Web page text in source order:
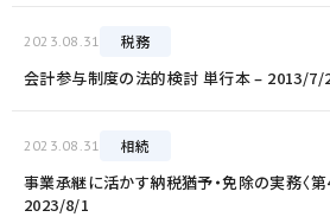
2023.08.31 税務
会計参与制度の法的検討 単行本 – 2013/7/
2023.08.31 相続
事業承継に活かす納税猶予・免除の実務〈第
2023/8/1